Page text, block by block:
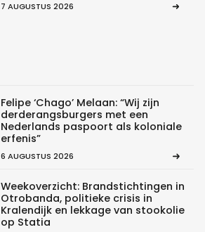
7 AUGUSTUS 2026
Felipe ‘Chago’ Melaan: “Wij zijn
derderangsburgers met een
Nederlands paspoort als koloniale
erfenis”
6 AUGUSTUS 2026
Weekoverzicht: Brandstichtingen in
Otrobanda, politieke crisis in
Kralendijk en lekkage van stookolie
op Statia